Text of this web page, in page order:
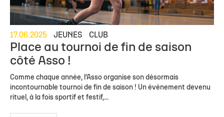
17.06.2025 JEUNES CLUB
Place au tournoi de fin de saison
côté Asso !
Comme chaque année, l’Asso organise son désormais
incontournable tournoi de fin de saison ! Un événement devenu
rituel, à la fois sportif et festif,...